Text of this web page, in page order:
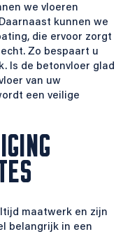
we vloeren
kunnen we
die ervoor zorgt
Zo bespaart u
Is de betonvloer glad
van uw
een veilige
maatwerk en zijn
belangrijk in een